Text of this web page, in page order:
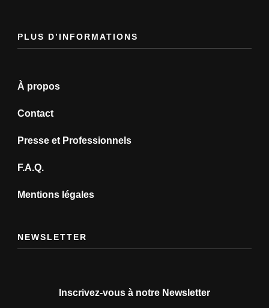
PLUS D’INFORMATIONS
À propos
Contact
Presse et Professionnels
F.A.Q.
Mentions légales
NEWSLETTER
Inscrivez-vous à notre Newsletter